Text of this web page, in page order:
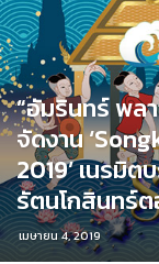
“อัมรินทร์ พล
จัดงาน
2019’ เนรมิต
รัตนโกสินทร์
เมษายน 4, 2019